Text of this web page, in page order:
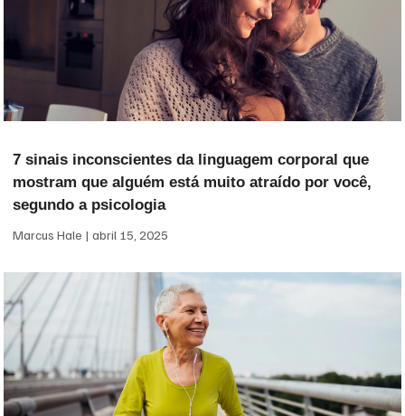
7 sinais inconscientes da linguagem corporal que
mostram que alguém está muito atraído por você,
segundo a psicologia
Marcus Hale abril 15, 2025